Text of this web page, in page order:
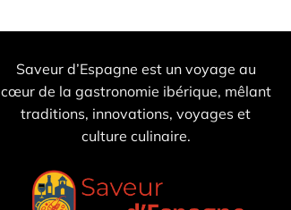
Saveur d’Espagne est un voyage au
cœur de la gastronomie ibérique, mêlant
traditions, innovations, voyages et
culture culinaire.